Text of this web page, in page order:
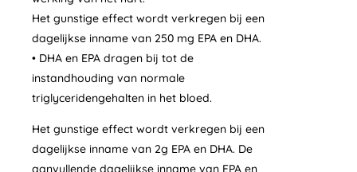
Het gunstige effect wordt verkregen bij een
dagelijkse inname van 250 mg EPA en DHA.
• DHA en EPA dragen bij tot de
instandhouding van normale
triglyceridengehalten in het bloed.
Het gunstige effect wordt verkregen bij een
dagelijkse inname van 2g EPA en DHA. De
aanvullende dagelijkse inname van EPA en